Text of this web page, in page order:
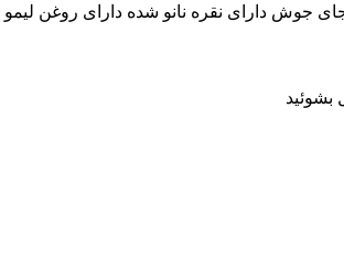
دارای نقره نانو شده دارای روغن